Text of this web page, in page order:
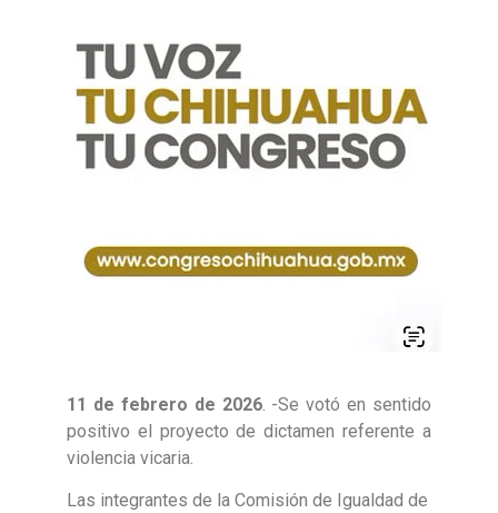
11 de febrero de 2026. -Se votó en sentido
positivo el proyecto de dictamen referente a
violencia vicaria.
Las integrantes de la Comisión de Igualdad de